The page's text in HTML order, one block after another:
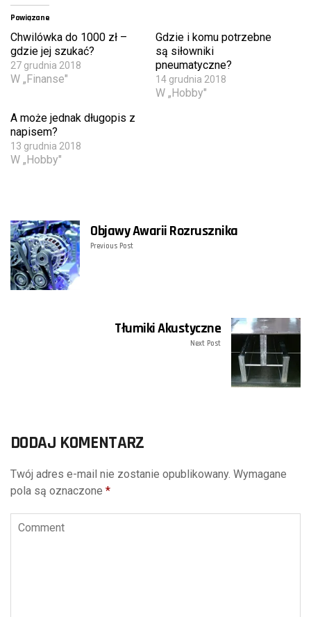
Powiązane
Chwilówka do 1000 zł –
gdzie jej szukać?
27 grudnia 2018
W „Finanse"
Gdzie i komu potrzebne
są siłowniki
pneumatyczne?
14 grudnia 2018
W „Hobby"
A może jednak długopis z
napisem?
13 grudnia 2018
W „Hobby"
Objawy Awarii Rozrusznika
Previous Post
Tłumiki Akustyczne
Next Post
DODAJ KOMENTARZ
Twój adres e-mail nie zostanie opublikowany. Wymagane
pola są oznaczone *